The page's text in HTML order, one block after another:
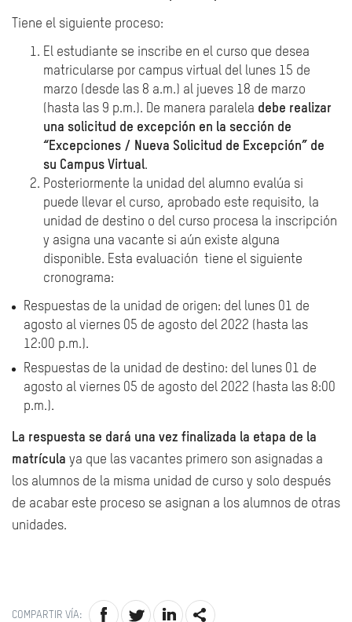
Tiene el siguiente proceso:
El estudiante se inscribe en el curso que desea
matricularse por campus virtual del lunes 15 de
marzo (desde las 8 a.m.) al jueves 18 de marzo
(hasta las 9 p.m.). De manera paralela debe realizar
una solicitud de excepción en la sección de
“Excepciones / Nueva Solicitud de Excepción” de
su Campus Virtual.
Posteriormente la unidad del alumno evalúa si
puede llevar el curso, aprobado este requisito, la
unidad de destino o del curso procesa la inscripción
y asigna una vacante si aún existe alguna
disponible. Esta evaluación tiene el siguiente
cronograma:
Respuestas de la unidad de origen: del lunes 01 de
agosto al viernes 05 de agosto del 2022 (hasta las
12:00 p.m.).
Respuestas de la unidad de destino: del lunes 01 de
agosto al viernes 05 de agosto del 2022 (hasta las 8:00
p.m.).
La respuesta se dará una vez finalizada la etapa de la
matrícula ya que las vacantes primero son asignadas a
los alumnos de la misma unidad de curso y solo después
de acabar este proceso se asignan a los alumnos de otras
unidades.
COMPARTIR VÍA: